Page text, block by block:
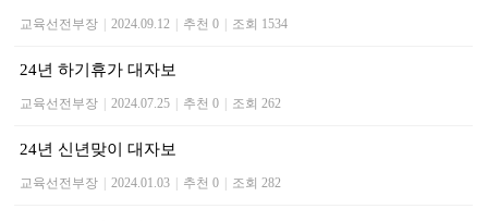
교육선전부장 | 2024.09.12 | 추천 0 | 조회 1534
24년 하기휴가 대자보
교육선전부장 | 2024.07.25 | 추천 0 | 조회 262
24년 신년맞이 대자보
교육선전부장 | 2024.01.03 | 추천 0 | 조회 282